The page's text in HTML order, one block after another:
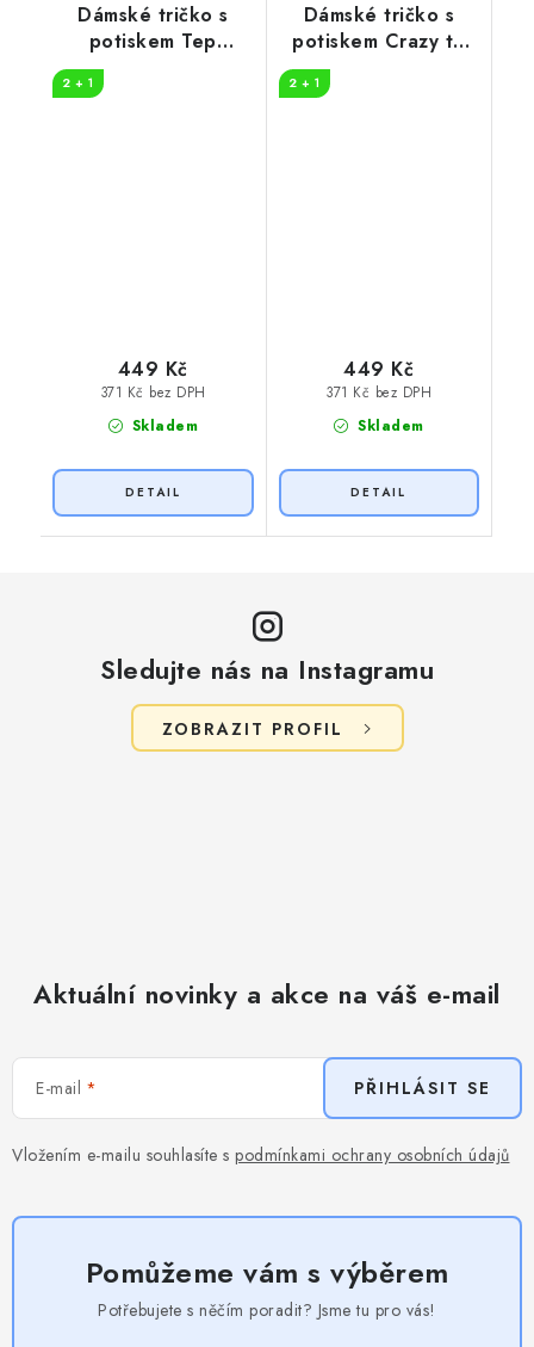
Dámské tričko s
potiskem Tep
2 + 1
Skladem
371 Kč bez DPH
449 Kč
Dámské tričko s
potiskem Crazy to
2 + 1
Skladem
371 Kč bez DPH
449 Kč
Sledujte nás na Instagramu
ZOBRAZIT PROFIL
Aktuální novinky a akce na váš e-mail
E-mail
Vložením e-mailu souhlasíte s podmínkami ochrany osobních údajů
PŘIHLÁSIT SE
Pomůžeme vám s výběrem
Potřebujete s něčím poradit? Jsme tu pro vás!